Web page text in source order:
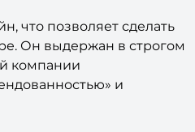
что позволяет сделать
Он выдержан в строгом
компании
и